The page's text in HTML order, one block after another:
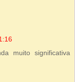
muito significativa